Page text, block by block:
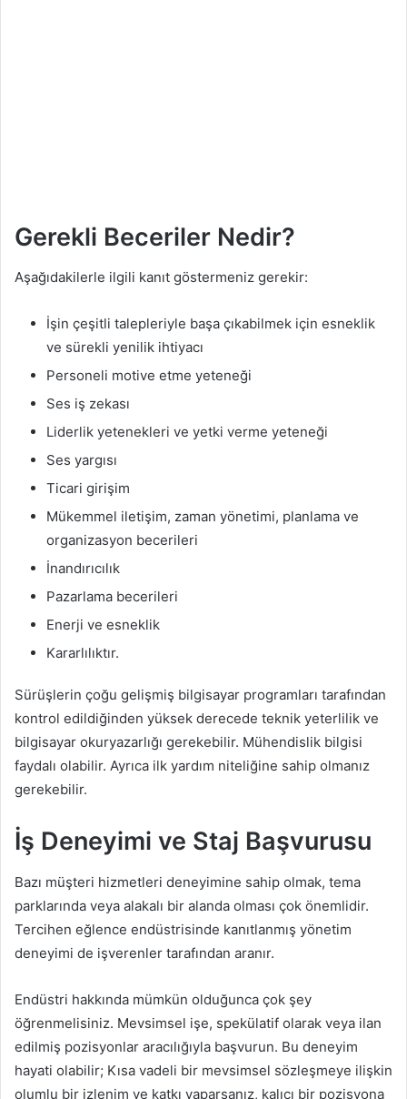
Gerekli Beceriler Nedir?
Aşağıdakilerle ilgili kanıt göstermeniz gerekir:
İşin çeşitli talepleriyle başa çıkabilmek için esneklik
ve sürekli yenilik ihtiyacı
Personeli motive etme yeteneği
Ses iş zekası
Liderlik yetenekleri ve yetki verme yeteneği
Ses yargısı
Ticari girişim
Mükemmel iletişim, zaman yönetimi, planlama ve
organizasyon becerileri
İnandırıcılık
Pazarlama becerileri
Enerji ve esneklik
Kararlılıktır.
Sürüşlerin çoğu gelişmiş bilgisayar programları tarafından
kontrol edildiğinden yüksek derecede teknik yeterlilik ve
bilgisayar okuryazarlığı gerekebilir. Mühendislik bilgisi
faydalı olabilir. Ayrıca ilk yardım niteliğine sahip olmanız
gerekebilir.
İş Deneyimi ve Staj Başvurusu
Bazı müşteri hizmetleri deneyimine sahip olmak, tema
parklarında veya alakalı bir alanda olması çok önemlidir.
Tercihen eğlence endüstrisinde kanıtlanmış yönetim
deneyimi de işverenler tarafından aranır.
Endüstri hakkında mümkün olduğunca çok şey
öğrenmelisiniz. Mevsimsel işe, spekülatif olarak veya ilan
edilmiş pozisyonlar aracılığıyla başvurun. Bu deneyim
hayati olabilir; Kısa vadeli bir mevsimsel sözleşmeye ilişkin
olumlu bir izlenim ve katkı yaparsanız, kalıcı bir pozisyona